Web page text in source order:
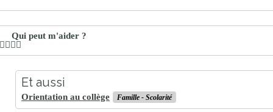
Qui peut m'aider ?
Et aussi
Orientation au collège Famille - Scolarité